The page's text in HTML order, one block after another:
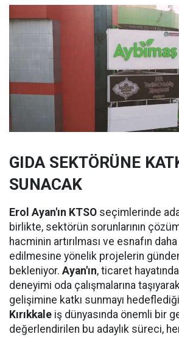
GIDA SEKTÖRÜNE
SUNACAK
Erol Ayan'ın KTSO seçimlerinde
birlikte, sektörün sorunlarının
hacminin artırılması ve esnafın
edilmesine yönelik projelerin
bekleniyor. Ayan'ın, ticaret
deneyimi oda çalışmalarına
gelişimine katkı sunmayı
Kırıkkale iş dünyasında önemli bir
değerlendirilen bu adaylık süreci,